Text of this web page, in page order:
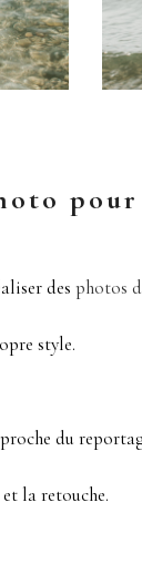
des photos
style.
du
la retouche.